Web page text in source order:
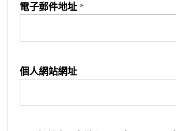
電子郵件地址 *
個人網站網址